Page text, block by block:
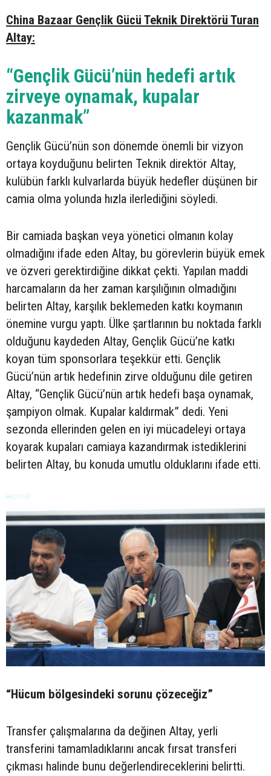
China Bazaar Gençlik Gücü Teknik Direktörü Turan
Altay:
“Gençlik Gücü’nün hedefi artık
zirveye oynamak, kupalar
kazanmak”
Gençlik Gücü’nün son dönemde önemli bir vizyon
ortaya koyduğunu belirten Teknik direktör Altay,
kulübün farklı kulvarlarda büyük hedefler düşünen bir
camia olma yolunda hızla ilerlediğini söyledi.
Bir camiada başkan veya yönetici olmanın kolay
olmadığını ifade eden Altay, bu görevlerin büyük emek
ve özveri gerektirdiğine dikkat çekti. Yapılan maddi
harcamaların da her zaman karşılığının olmadığını
belirten Altay, karşılık beklemeden katkı koymanın
önemine vurgu yaptı. Ülke şartlarının bu noktada farklı
olduğunu kaydeden Altay, Gençlik Gücü’ne katkı
koyan tüm sponsorlara teşekkür etti. Gençlik
Gücü’nün artık hedefinin zirve olduğunu dile getiren
Altay, “Gençlik Gücü’nün artık hedefi başa oynamak,
şampiyon olmak. Kupalar kaldırmak” dedi. Yeni
sezonda ellerinden gelen en iyi mücadeleyi ortaya
koyarak kupaları camiaya kazandırmak istediklerini
belirten Altay, bu konuda umutlu olduklarını ifade etti.
“Hücum bölgesindeki sorunu çözeceğiz”
Transfer çalışmalarına da değinen Altay, yerli
transferini tamamladıklarını ancak fırsat transferi
çıkması halinde bunu değerlendireceklerini belirtti.